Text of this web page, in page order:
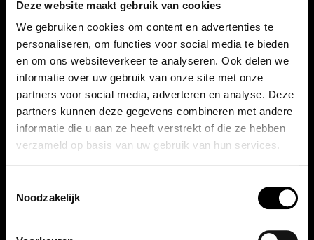
Deze website maakt gebruik van cookies
We gebruiken cookies om content en advertenties te
personaliseren, om functies voor social media te bieden
en om ons websiteverkeer te analyseren. Ook delen we
informatie over uw gebruik van onze site met onze
partners voor social media, adverteren en analyse. Deze
partners kunnen deze gegevens combineren met andere
informatie die u aan ze heeft verstrekt of die ze hebben
verzameld op basis van uw gebruik van hun services.
Noodzakelijk
Aantal deuren
BTW / Marge